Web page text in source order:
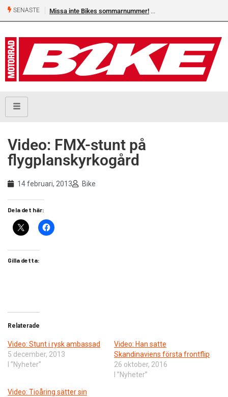
SENASTE Missa inte Bikes sommarnummer!
Video: FMX-stunt på
flygplanskyrkogård
14 februari, 2013 Bike
Dela det här:
Gilla detta:
Relaterade
Video: Stunt i rysk ambassad
5 december, 2013
I ”Nyheter”
Video: Han satte
Skandinaviens första frontflip
26 oktober, 2016
I ”Nyheter”
Video: Tioåring sätter sin